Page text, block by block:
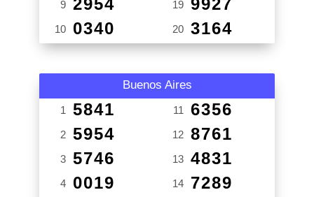
9 2954
10 0340
19 9927
20 3164
Buenos Aires
1 5841
2 5954
3 5746
4 0019
11 6356
12 8761
13 4831
14 7289